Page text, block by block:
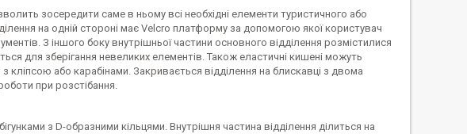
зосередити саме в ньому всі необхідні елементи туристичного або
на одній стороні має Velcro платформу за допомогою якої користувач
З іншого боку внутрішньої частини основного відділення розмістилися
для зберігання невеликих елементів. Також еластичні кишені можуть
або карабінами. Закривається відділення на блискавці з двома
при розстібання.
з D-образними кільцями. Внутрішня частина відділення ділиться на